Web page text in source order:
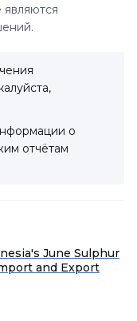
о
отчётам
June Sulphur
and Export